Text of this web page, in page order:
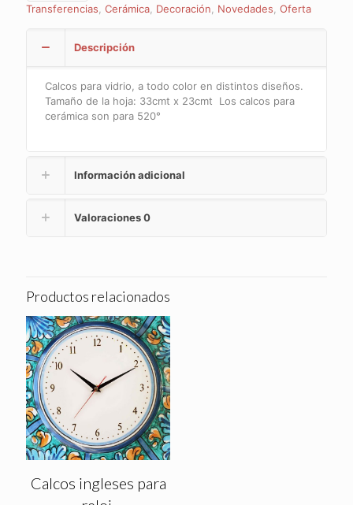
Transferencias Cerámica Decoración Novedades Oferta
Descripción
Calcos para vidrio, a todo color en distintos diseños.
Tamaño de la hoja: 33cmt x 23cmt Los calcos para
cerámica son para 520°
Información adicional
Valoraciones0
Productos relacionados
Calcos ingleses para